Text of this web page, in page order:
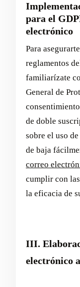
para el
electrónico
Para
reglamentos
familiarízate
General de
de doble
sobre el uso
de baja
correo
cumplir con
la eficacia de
III.
electrónico